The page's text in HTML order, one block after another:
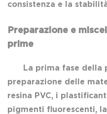
consistenza e la
Preparazione e
prime
La prima fase della
preparazione delle
resina PVC, i
pigmenti fluorescenti,